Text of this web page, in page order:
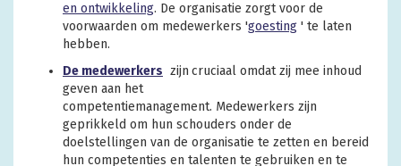
en ontwikkeling. De organisatie zorgt voor de
voorwaarden om medewerkers 'goesting ' te laten
hebben.
De medewerkers zijn cruciaal omdat zij mee inhoud
geven aan het
competentiemanagement. Medewerkers zijn
geprikkeld om hun schouders onder de
doelstellingen van de organisatie te zetten en bereid
hun competenties en talenten te gebruiken en te